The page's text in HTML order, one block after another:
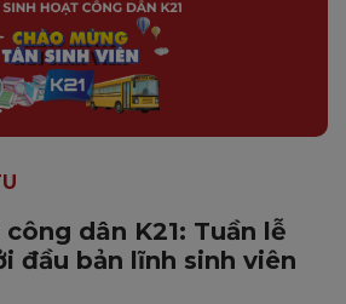
dân K21: Tuần lễ
đầu bản lĩnh sinh viên